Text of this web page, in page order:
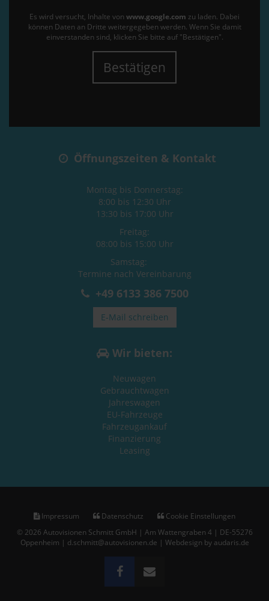
Es wird versucht, Inhalte von www.google.com zu laden. Dabei
können Daten an Dritte weitergegeben werden. Wenn Sie damit
einverstanden sind, klicken Sie bitte auf "Bestätigen".
Bestätigen
Öffnungszeiten & Kontakt
Montag bis Donnerstag:
8:00 bis 12:30 Uhr
13:30 bis 17:00 Uhr
Freitag:
08:00 bis 15:00 Uhr
Samstag:
Termine nach Vereinbarung
+49 6133 386 7500
E-Mail schreiben
Wir bieten:
Neuwagen
Gebrauchtwagen
Jahreswagen
EU-Fahrzeuge
Fahrzeugankauf
Finanzierung
Leasing
Impressum Datenschutz
Cookie Einstellungen
© 2026 Autovisionen Schmitt GmbH | Am Wattengraben 4 | DE-55276
Oppenheim | d.schmitt@autovisionen.de | Webdesign by audaris.de